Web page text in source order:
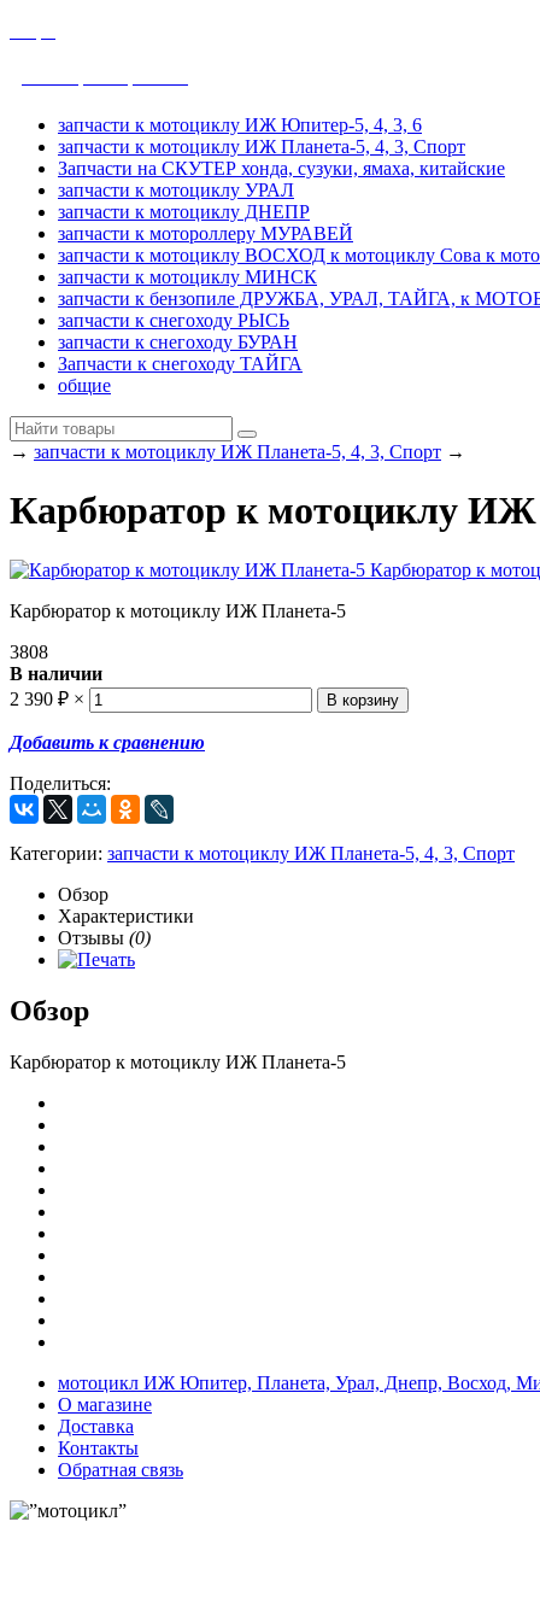
запчасти к мотоциклу ИЖ Юпитер-5, 4, 3, 6
запчасти к мотоциклу ИЖ Планета-5, 4, 3, Спорт
Запчасти на СКУТЕР хонда, сузуки, ямаха, китайские
запчасти к мотоциклу УРАЛ
запчасти к мотоциклу ДНЕПР
запчасти к мотороллеру МУРАВЕЙ
запчасти к мотоциклу ВОСХОД к мотоциклу Сова к
запчасти к мотоциклу МИНСК
запчасти к бензопиле ДРУЖБА, УРАЛ, ТАЙГА, к
запчасти к снегоходу РЫСЬ
запчасти к снегоходу БУРАН
Запчасти к снегоходу ТАЙГА
общие
→ запчасти к мотоциклу ИЖ Планета-5, 4, 3, Спорт →
Карбюратор к мотоциклу ИЖ
Карбюратор к мотоциклу ИЖ Планета-5
3808
В наличии
2 390 ₽ ×
Добавить к сравнению
Поделиться:
Категории: запчасти к мотоциклу ИЖ Планета-5, 4, 3, Спорт
Обзор
Характеристики
Отзывы (0)
Обзор
Карбюратор к мотоциклу ИЖ Планета-5
мотоцикл ИЖ Юпитер, Планета, Урал, Днепр, Восход,
О магазине
Доставка
Контакты
Обратная связь